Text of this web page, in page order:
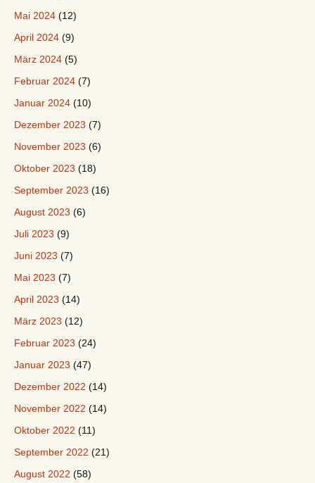
Mai 2024 (12)
April 2024 (9)
März 2024 (5)
Februar 2024 (7)
Januar 2024 (10)
Dezember 2023 (7)
November 2023 (6)
Oktober 2023 (18)
September 2023 (16)
August 2023 (6)
Juli 2023 (9)
Juni 2023 (7)
Mai 2023 (7)
April 2023 (14)
März 2023 (12)
Februar 2023 (24)
Januar 2023 (47)
Dezember 2022 (14)
November 2022 (14)
Oktober 2022 (11)
September 2022 (21)
August 2022 (58)